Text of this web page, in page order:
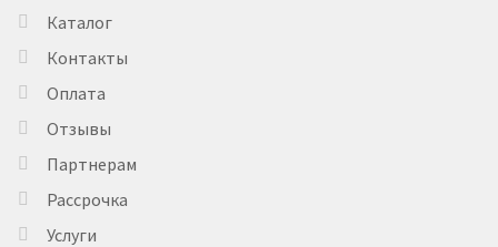
Каталог
Контакты
Оплата
Отзывы
Партнерам
Рассрочка
Услуги